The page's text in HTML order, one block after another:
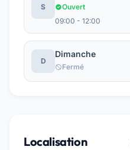
S
Ouvert
09:00 - 12:00
D
Dimanche
Fermé
Localisation